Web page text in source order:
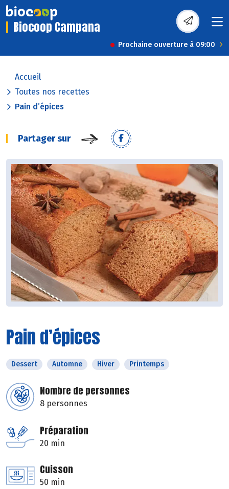
Biocoop Campana
Prochaine ouverture à 09:00
Accueil
Toutes nos recettes
Pain d’épices
Partager sur
Pain d’épices
Dessert Automne Hiver Printemps
Nombre de personnes
8 personnes
Préparation
20 min
Cuisson
50 min